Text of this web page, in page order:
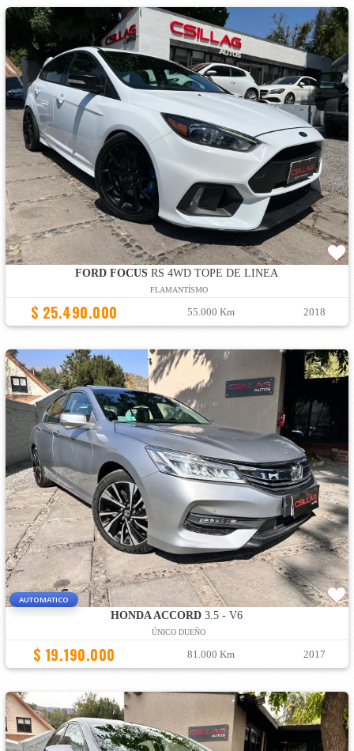
FORD FOCUS RS 4WD TOPE DE LINEA
FLAMANTÍSMO
$ 25.490.000 55.000 Km 2018
AUTOMATICO
HONDA ACCORD 3.5 - V6
ÚNICO DUEÑO
$ 19.190.000 81.000 Km 2017